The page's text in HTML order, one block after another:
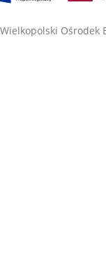
Wielkopolski Ośrodek